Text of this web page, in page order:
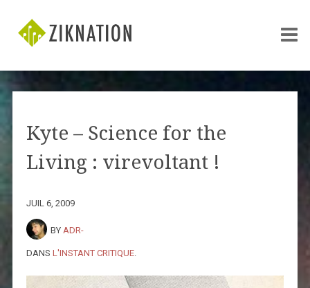
Kyte – Science for the
Living : virevoltant !
JUIL 6, 2009
BY ADR-
DANS L'INSTANT CRITIQUE.